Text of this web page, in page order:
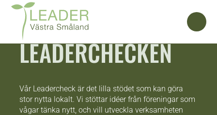
LEADERCHECKEN
Vår Leadercheck är det lilla stödet som kan göra
stor nytta lokalt. Vi stöttar idéer från föreningar som
vågar tänka nytt, och vill utveckla verksamheten